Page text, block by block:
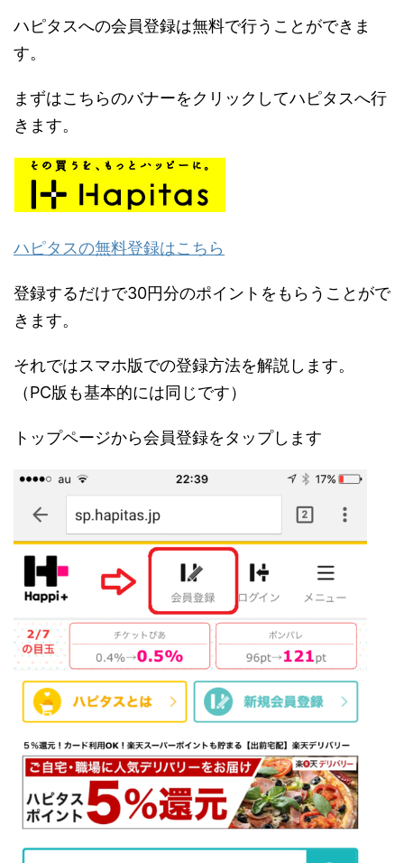
ハピタスへの会員登録は無料で行うことができま
す。
まずはこちらのバナーをクリックしてハピタスへ行
きます。
ハピタスの無料登録はこちら
登録するだけで30円分のポイントをもらうことがで
きます。
それではスマホ版での登録方法を解説します。
（PC版も基本的には同じです）
トップページから会員登録をタップします